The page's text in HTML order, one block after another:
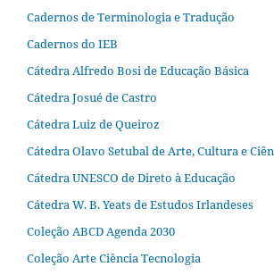
Cadernos de Terminologia e Tradução
Cadernos do IEB
Cátedra Alfredo Bosi de Educação Básica
Cátedra Josué de Castro
Cátedra Luiz de Queiroz
Cátedra Olavo Setubal de Arte, Cultura e
Cátedra UNESCO de Direto à Educação
Cátedra W. B. Yeats de Estudos Irlandeses
Coleção ABCD Agenda 2030
Coleção Arte Ciência Tecnologia